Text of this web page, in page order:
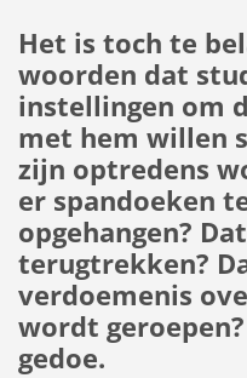
Het is toch te
woorden dat
instellingen om
met hem willen
zijn optredens
er spandoeken
opgehangen?
terugtrekken?
verdoemenis
wordt
gedoe.